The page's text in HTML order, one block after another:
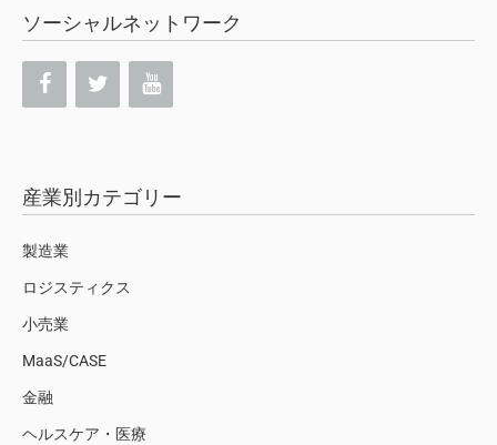
ソーシャルネットワーク
産業別カテゴリー
製造業
ロジスティクス
小売業
MaaS/CASE
金融
ヘルスケア・医療